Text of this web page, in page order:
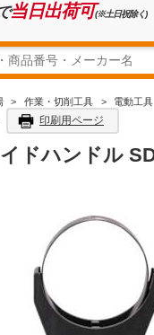
当日出荷可(※土日祝除く)
> 作業・切削工具 > 電動工具
印刷用ページ
ドハンドル